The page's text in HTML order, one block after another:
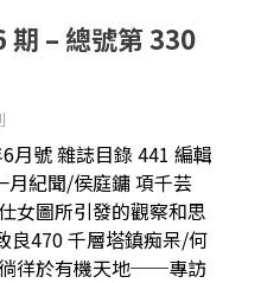
期 – 總號第 330
月號 雜誌目錄 441 編輯
月紀聞/侯庭鏞 項千芸
圖所引發的觀察和思
良470 千層塔鎮痴呆/何
徉於有機天地──專訪